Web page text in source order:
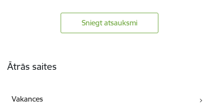
Sniegt atsauksmi
Ātrās saites
Vakances